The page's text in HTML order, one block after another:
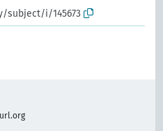
subject/i/145673